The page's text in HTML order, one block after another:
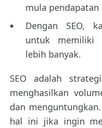
mula
Dengan SEO,
untuk memiliki
lebih banyak.
SEO adalah
menghasilkan
dan
hal ini jika ingin